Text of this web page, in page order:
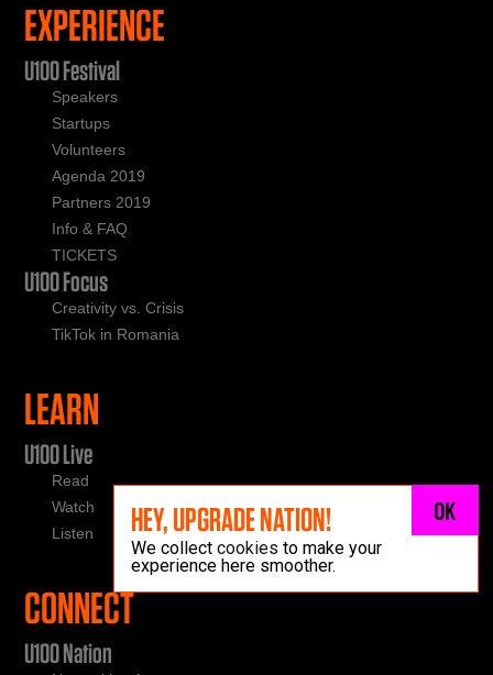
EXPERIENCE
U100 Festival
Speakers
Startups
Volunteers
Agenda 2019
Partners 2019
Info & FAQ
TICKETS
U100 Focus
Creativity vs. Crisis
TikTok in Romania
LEARN
U100 Live
Read
Watch
Listen
CONNECT
U100 Nation
HEY, UPGRADE NATION!
We collect cookies to make your
experience here smoother.
OK